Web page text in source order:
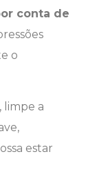
conta de
o
, limpe a
estar